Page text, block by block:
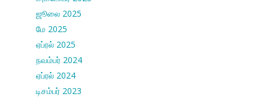
ஜூலை 2025
மே 2025
ஏப்ரல் 2025
நவம்பர் 2024
ஏப்ரல் 2024
டிசம்பர் 2023